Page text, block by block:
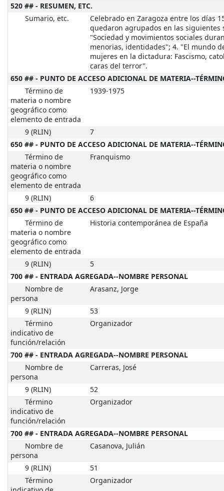
520 ## - RESUMEN, ETC.
Sumario, etc.
Celebrado en Zaragoza entre los días
quedaron agrupados en las siguientes
"Sociedad y movimientos sociales
menorias, identidades"; 4. "El mundo
mujeres en la dictadura: Fascismo,
caras del terror".
650 ## - PUNTO DE ACCESO ADICIONAL DE MATERIA--
Término de
materia o nombre
geográfico como
elemento de entrada
1939-1975
9 (RLIN)
7
650 ## - PUNTO DE ACCESO ADICIONAL DE MATERIA--
Término de
materia o nombre
geográfico como
elemento de entrada
Franquismo
9 (RLIN)
6
650 ## - PUNTO DE ACCESO ADICIONAL DE MATERIA--
Término de
materia o nombre
geográfico como
elemento de entrada
Historia contemporánea de España
9 (RLIN)
5
700 ## - ENTRADA AGREGADA--NOMBRE PERSONAL
Nombre de
persona
Arasanz, Jorge
9 (RLIN)
53
Término
indicativo de
función/relación
Organizador
700 ## - ENTRADA AGREGADA--NOMBRE PERSONAL
Nombre de
persona
Carreras, José
9 (RLIN)
52
Término
indicativo de
función/relación
Organizador
700 ## - ENTRADA AGREGADA--NOMBRE PERSONAL
Nombre de
persona
Casanova, Julián
9 (RLIN)
51
Término
Organizador